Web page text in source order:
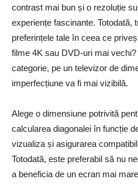
contrast mai bun și o rezoluție
experiențe fascinante. Totodată,
preferințele tale în ceea ce
filme 4K sau DVD-uri mai
categorie, pe un televizor de
imperfecțiune va fi mai vizibilă.
Alege o dimensiune potrivită
calcularea diagonalei în funcție
vizualiza și asigurarea
Totodată, este preferabil să nu
a beneficia de un ecran mai